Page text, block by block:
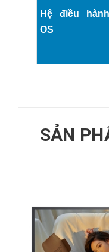
Hệ điều
OS
SẢN